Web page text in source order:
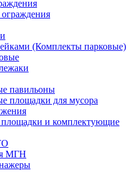
(Комплекты парковые)
павильоны
площадки для мусора
и комплектующие
МГН